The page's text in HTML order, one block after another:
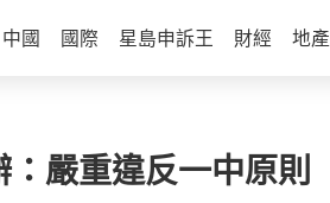
中國 國際 星島申訴王 財經 地產
嚴重違反一中原則